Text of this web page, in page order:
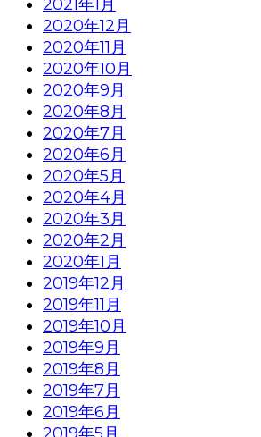
2021年1月
2020年12月
2020年11月
2020年10月
2020年9月
2020年8月
2020年7月
2020年6月
2020年5月
2020年4月
2020年3月
2020年2月
2020年1月
2019年12月
2019年11月
2019年10月
2019年9月
2019年8月
2019年7月
2019年6月